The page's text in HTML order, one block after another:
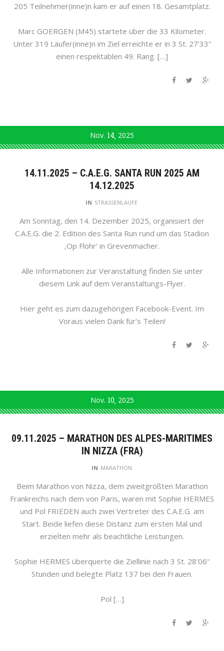
205 Teilnehmer(inne)n kam er auf einen 18. Gesamtplatz.
Marc GOERGEN (M45) startete über die 33 Kilometer.
Unter 319 Läufer(inne)n im Ziel erreichte er in 3 St. 27’33“
einen respektablen 49. Rang. […]
Nov. 14 2025
14.11.2025 – C.A.E.G. SANTA RUN 2025 AM
14.12.2025
IN STRASSENLÄUFE
Am Sonntag, den 14. Dezember 2025, organisiert der
C.A.E.G. die 2. Edition des Santa Run rund um das Stadion
‚Op Flohr‘ in Grevenmacher.
Alle Informationen zur Veranstaltung finden Sie unter
diesem Link auf dem Veranstaltungs-Flyer.
Hier geht es zum dazugehörigen Facebook-Event. Im
Voraus vielen Dank für’s Teilen!
Nov. 10 2025
09.11.2025 – MARATHON DES ALPES-MARITIMES
IN NIZZA (FRA)
IN MARATHON
Beim Marathon von Nizza, dem zweitgrößten Marathon
Frankreichs nach dem von Paris, waren mit Sophie HERMES
und Pol FRIEDEN auch zwei Vertreter des C.A.E.G. am
Start. Beide liefen diese Distanz zum ersten Mal und
erzielten mehr als beachtliche Leistungen.
Sophie HERMES überquerte die Ziellinie nach 3 St. 28’06“
Stunden und belegte Platz 137 bei den Frauen.
Pol […]